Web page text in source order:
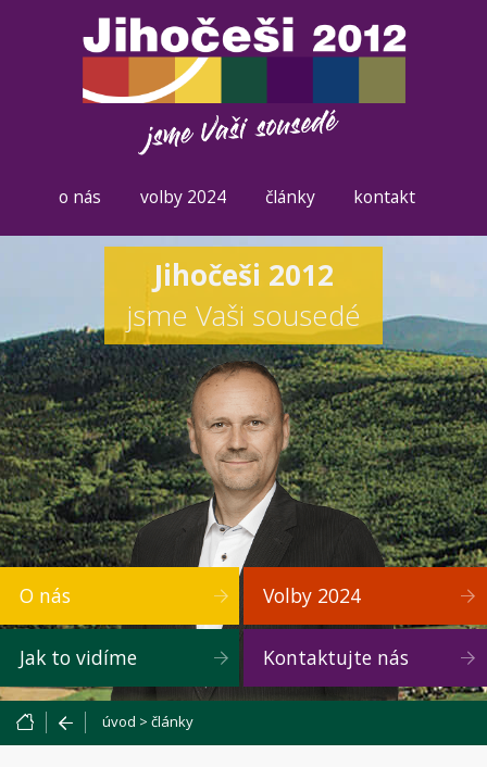
o nás volby 2024 články kontakt
Jihočeši 2012
jsme Vaši sousedé
O nás Volby 2024
Jak to vidíme Kontaktujte nás
úvod > články